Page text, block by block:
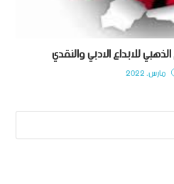
للابداع الادبي والنقدي